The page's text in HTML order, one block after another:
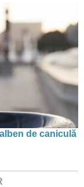
de caniculă